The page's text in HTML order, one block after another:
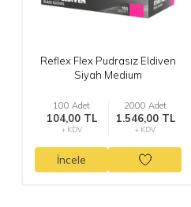
Reflex Flex Pudrasız Eldiven
Siyah Medium
100 Adet
104,00 TL
+ KDV
2000 Adet
1.546,00 TL
+ KDV
İncele